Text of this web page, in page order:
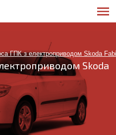
ГПК з електроприводом Skoda
Skoda